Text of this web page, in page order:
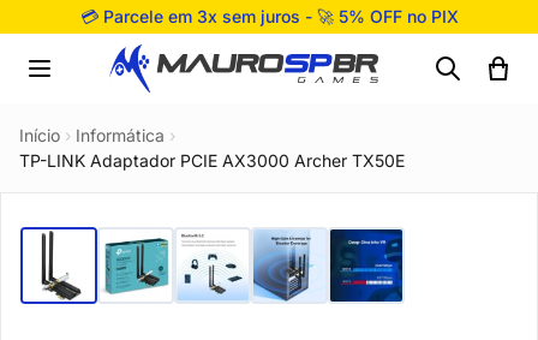
Pular para o conteúdo
💳 Parcele em 3x sem juros - 🚀 5% OFF no PIX
Início › Informática ›
TP-LINK Adaptador PCIE AX3000 Archer TX50E